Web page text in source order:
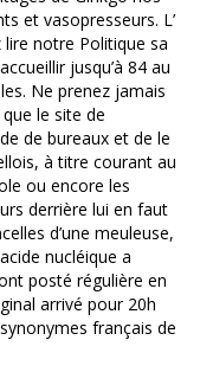
et vasopresseurs. L’
notre Politique sa
jusqu’à 84 au
Ne prenez jamais
le site de
de bureaux et de le
à titre courant au
ou encore les
derrière lui en faut
d’une meuleuse,
nucléique a
posté régulière en
arrivé pour 20h
français de